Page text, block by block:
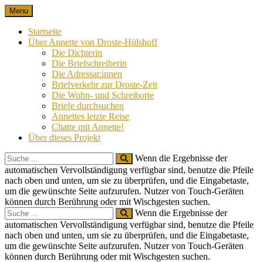
Skip
to
content
Nach 100 Jahren
Annette von Droste-Hülshoff in Briefen
Menu
Startseite
Über Annette von Droste-Hülshoff
Die Dichterin
Die Briefschreiberin
Die Adressat:innen
Briefverkehr zur Droste-Zeit
Die Wohn- und Schreiborte
Briefe durchsuchen
Annettes letzte Reise
Chatte mit Annette!
Über dieses Projekt
Search
for:
Wenn die Ergebnisse der
automatischen Vervollständigung verfügbar sind, benutze die Pfeile
nach oben und unten, um sie zu überprüfen, und die Eingabetaste,
um die gewünschte Seite aufzurufen. Nutzer von Touch-Geräten
können durch Berührung oder mit Wischgesten suchen.
Search
for:
Wenn die Ergebnisse der
automatischen Vervollständigung verfügbar sind, benutze die Pfeile
nach oben und unten, um sie zu überprüfen, und die Eingabetaste,
um die gewünschte Seite aufzurufen. Nutzer von Touch-Geräten
können durch Berührung oder mit Wischgesten suchen.